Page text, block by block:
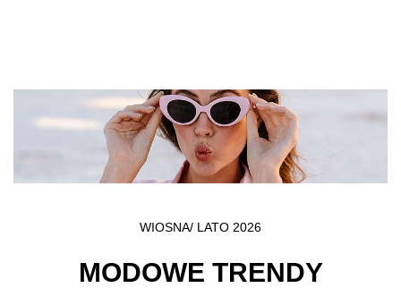
WIOSNA/ LATO 2026
MODOWE TRENDY